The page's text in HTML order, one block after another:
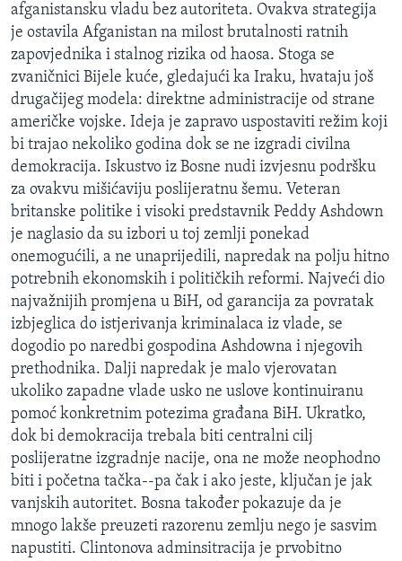
afganistansku vladu bez autoriteta. Ovakva strategija
je ostavila Afganistan na milost brutalnosti ratnih
zapovjednika i stalnog rizika od haosa. Stoga se
zvaničnici Bijele kuće, gledajući ka Iraku, hvataju još
drugačijeg modela: direktne administracije od strane
američke vojske. Ideja je zapravo uspostaviti režim koji
bi trajao nekoliko godina dok se ne izgradi civilna
demokracija. Iskustvo iz Bosne nudi izvjesnu podršku
za ovakvu mišićaviju poslijeratnu šemu. Veteran
britanske politike i visoki predstavnik Peddy Ashdown
je naglasio da su izbori u toj zemlji ponekad
onemogućili, a ne unaprijedili, napredak na polju hitno
potrebnih ekonomskih i političkih reformi. Najveći dio
najvažnijih promjena u BiH, od garancija za povratak
izbjeglica do istjerivanja kriminalaca iz vlade, se
dogodio po naredbi gospodina Ashdowna i njegovih
prethodnika. Dalji napredak je malo vjerovatan
ukoliko zapadne vlade usko ne uslove kontinuiranu
pomoć konkretnim potezima građana BiH. Ukratko,
dok bi demokracija trebala biti centralni cilj
poslijeratne izgradnje nacije, ona ne može neophodno
biti i početna tačka--pa čak i ako jeste, ključan je jak
vanjskih autoritet. Bosna također pokazuje da je
mnogo lakše preuzeti razorenu zemlju nego je sasvim
napustiti. Clintonova adminsitracija je prvobitno